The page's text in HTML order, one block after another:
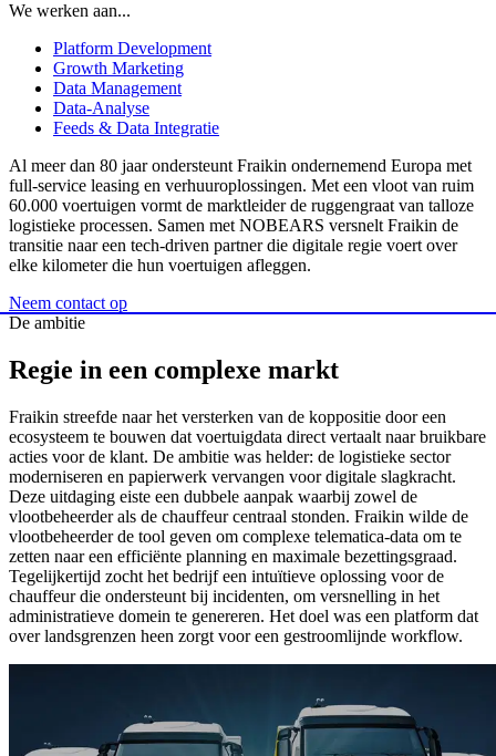
We werken aan...
Platform Development
Growth Marketing
Data Management
Data-Analyse
Feeds & Data Integratie
Al meer dan 80 jaar ondersteunt Fraikin ondernemend Europa met
full-service leasing en verhuuroplossingen. Met een vloot van ruim
60.000 voertuigen vormt de marktleider de ruggengraat van talloze
logistieke processen. Samen met NOBEARS versnelt Fraikin de
transitie naar een tech-driven partner die digitale regie voert over
elke kilometer die hun voertuigen afleggen.
Neem contact op
De ambitie
Regie in een complexe markt
Fraikin streefde naar het versterken van de koppositie door een
ecosysteem te bouwen dat voertuigdata direct vertaalt naar bruikbare
acties voor de klant. De ambitie was helder: de logistieke sector
moderniseren en papierwerk vervangen voor digitale slagkracht.
Deze uitdaging eiste een dubbele aanpak waarbij zowel de
vlootbeheerder als de chauffeur centraal stonden. Fraikin wilde de
vlootbeheerder de tool geven om complexe telematica-data om te
zetten naar een efficiënte planning en maximale bezettingsgraad.
Tegelijkertijd zocht het bedrijf een intuïtieve oplossing voor de
chauffeur die ondersteunt bij incidenten, om versnelling in het
administratieve domein te genereren. Het doel was een platform dat
over landsgrenzen heen zorgt voor een gestroomlijnde workflow.